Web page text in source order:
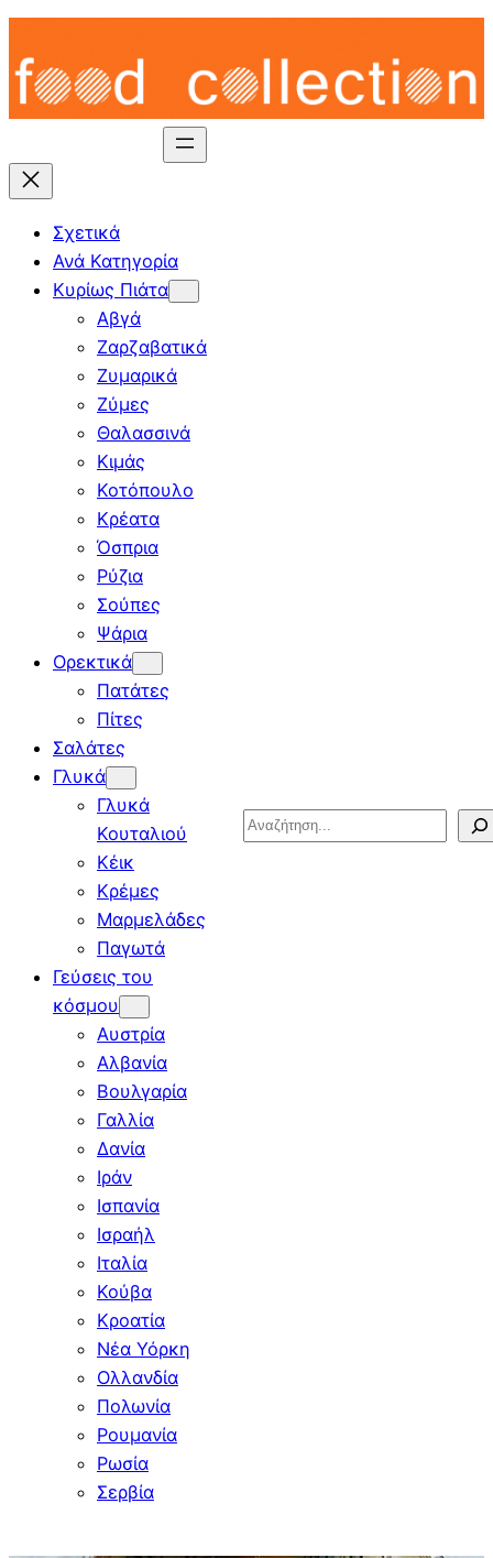
Skip
content
Σχετικά
Ανά Κατηγορία
Κυρίως Πιάτα
Αβγά
Ζαρζαβατικά
Ζυμαρικά
Ζύμες
Θαλασσινά
Κιμάς
Κοτόπουλο
Κρέατα
Όσπρια
Ρύζια
Σούπες
Ψάρια
Ορεκτικά
Πατάτες
Πίτες
Σαλάτες
Γλυκά
Γλυκά
Κουταλιού
Κέικ
Κρέμες
Μαρμελάδες
Παγωτά
Γεύσεις του
κόσμου
Αυστρία
Αλβανία
Βουλγαρία
Γαλλία
Δανία
Ιράν
Ισπανία
Ισραήλ
Ιταλία
Κούβα
Κροατία
Νέα Υόρκη
Ολλανδία
Πολωνία
Ρουμανία
Ρωσία
Σερβία
Search